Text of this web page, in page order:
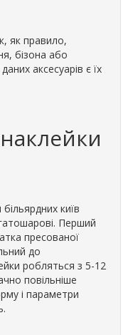
як правило,
бізона або
аксесуарів є їх
київ
Перший
пресованої
до
робляться з 5-12
повільніше
і параметри